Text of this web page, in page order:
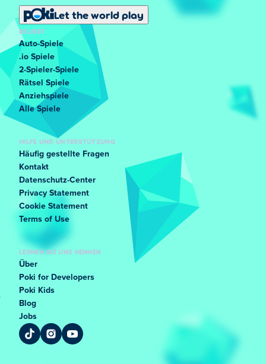
Let the world play
BELIEBT
Auto-Spiele
.io Spiele
2-Spieler-Spiele
Rätsel Spiele
Anziehspiele
Alle Spiele
HILFE UND UNTERSTÜTZUNG
Häufig gestellte Fragen
Kontakt
Datenschutz-Center
Privacy Statement
Cookie Statement
Terms of Use
LERNEN SIE UNS KENNEN
Über
Poki for Developers
Poki Kids
Blog
Jobs